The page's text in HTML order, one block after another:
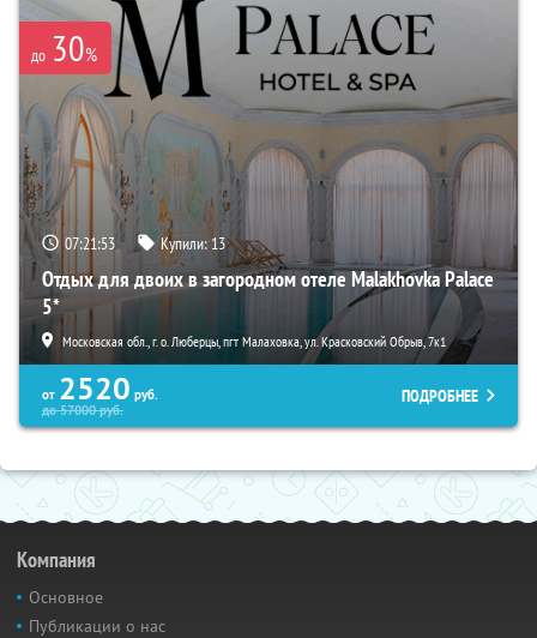
до 30%
07:21:52 Купили:13
Отдых для двоих в загородном отеле Malakhovka Palace
5*
Московская обл., г. о. Люберцы, пгт Малаховка, ул. Красковский Обрыв, 7к1
от 2520 руб.
до57000руб.
ПОДРОБНЕЕ
Компания
Основное
Публикации о нас